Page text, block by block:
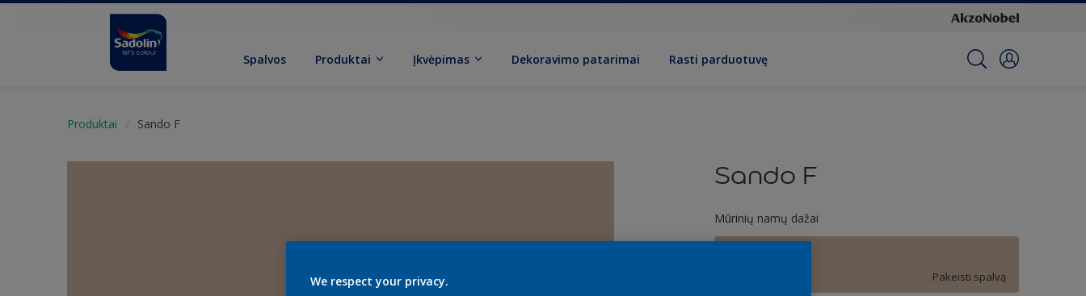
Spalvos Produktai Įkvėpimas Dekoravimo patarimai Rasti parduotuvę
Produktai Sando F
Sando F
Mūrinių namų dažai
Pakeisti spalvą
We respect your privacy.